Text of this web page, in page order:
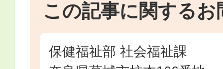
この記事に関するお
保健福祉部 社会福祉課